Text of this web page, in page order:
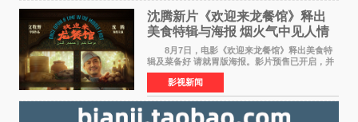
沈腾新片《欢迎来龙餐馆》释出
美食特辑与海报 烟火气中见人情
温暖
8月7日，电影《欢迎来龙餐馆》释出美食特
辑及菜备好 请就胃版海报。影片预售已开启，并
将于8月8日至10日14:00-21:00举行全国超前点
映。电影《欢迎来龙餐馆》作为战争美食喜剧大
片，讲述了中国
影视新闻